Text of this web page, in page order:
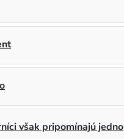
však pripomínajú jedno